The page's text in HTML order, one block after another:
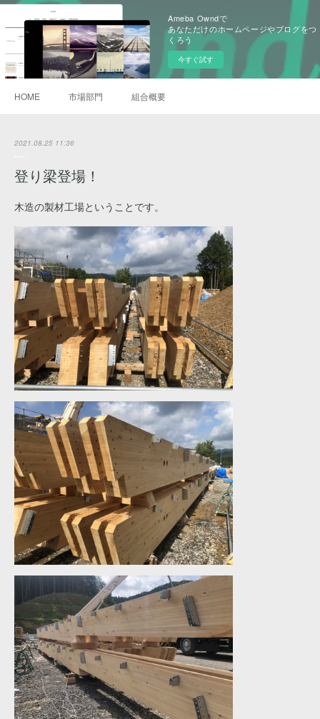
Ameba Owndで
あなただけのホームページやブログをつ
くろう
今すぐ試す
HOME 市場部門 組合概要
2021.08.25 11:36
登り梁登場！
木造の製材工場ということです。